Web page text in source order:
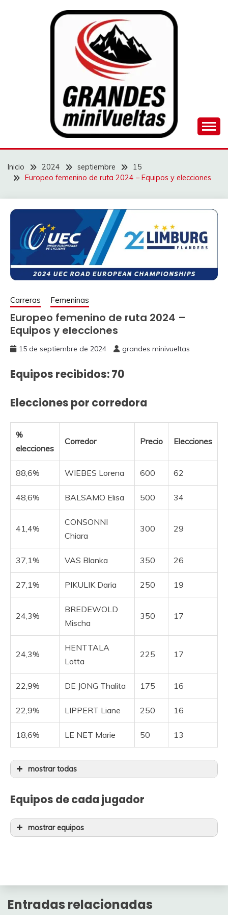
GRANDES
MINIVUELTAS
Inicio 2024 septiembre
15
Europeo femenino de ruta 2024 – Equipos y elecciones
Carreras Femeninas
Europeo femenino de ruta 2024 –
Equipos y elecciones
15 de septiembre de 2024 grandes minivueltas
Equipos recibidos: 70
Elecciones por corredora
%
elecciones
Corredor Precio Elecciones
88,6% WIEBES Lorena 600 62
48,6% BALSAMO Elisa 500 34
41,4%
CONSONNI
Chiara
300 29
37,1% VAS Blanka 350 26
27,1% PIKULIK Daria 250 19
24,3%
BREDEWOLD
Mischa
350 17
24,3%
HENTTALA
Lotta
225 17
22,9% DE JONG Thalita 175 16
22,9% LIPPERT Liane 250 16
18,6% LE NET Marie 50 13
mostrar todas
SCHWEINBERGER
15,7% SWINKELS Karlijn
Equipos de cada jugador
mostrar equipos
CASTRIQUE Alana 75
PIKULIK Daria
Entradas relacionadas